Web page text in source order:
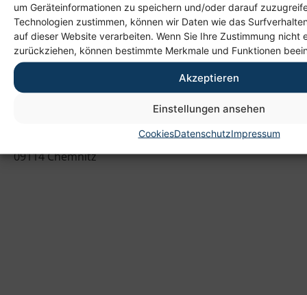
um Geräteinformationen zu speichern und/oder darauf
Technologien zustimmen, können wir Daten wie das
auf dieser Website verarbeiten. Wenn Sie Ihre Zustimmung nicht
zurückziehen, können bestimmte Merkmale und Funktionen
Akzeptieren
Einstellungen ansehen
CookiesDatenschutzImpressum
Anschrift
09114 Chemnitz